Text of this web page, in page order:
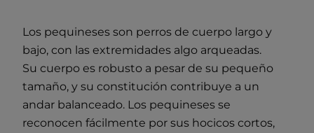
Los pequineses son perros de cuerpo largo y
bajo, con las extremidades algo arqueadas.
Su cuerpo es robusto a pesar de su pequeño
tamaño, y su constitución contribuye a un
andar balanceado. Los pequineses se
reconocen fácilmente por sus hocicos cortos,